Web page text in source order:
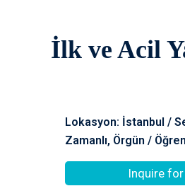
İlk ve Acil
Lokasyon: İstanbul /
Zamanlı, Örgün /
Inquire